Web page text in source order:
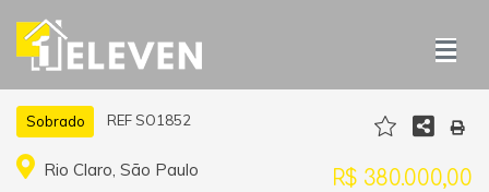
Sobrado REF SO1852
Rio Claro, São Paulo R$ 380.000,00